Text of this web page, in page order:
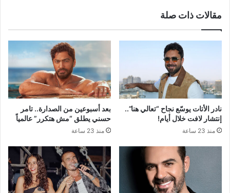
مقالات ذات صلة
نادر الأتات يوسّع نجاح “تعالي هنا”..
إنتشار لافت خلال أيام!
منذ 23 ساعة
بعد أسبوعين من الصدارة.. تامر
حسني يطلق “مش هتكرر” عالمياً
منذ 23 ساعة